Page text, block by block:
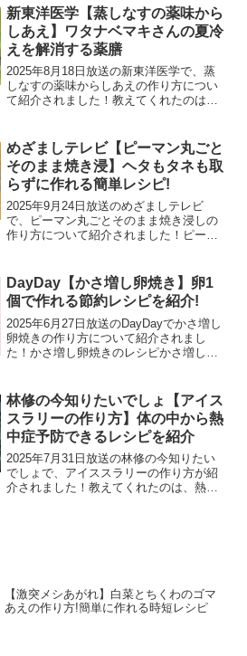
ソウゆかりあえのレシピホウレンソウゆ
かりあえの材料ホウ...
新東洋医学【蒸しなすの薬味から
しあえ】ワタナベマキさんの夏冷
えを解消する薬膳
2025年8月18日放送の新東洋医学で、蒸
しなすの薬味からしあえの作り方につい
て紹介されました！教えてくれたのは国
しなすの薬味からしあえの材料２人分な
す：4個(300g...
めざましテレビ【ピーマン丸ごと
そのまま焼き浸】ヘタもタネも取
らずに作れる簡単レシピ!
2025年9月24日放送のめざましテレビ
で、ピーマン丸ごとそのまま焼き浸しの
作り方について紹介されました！ピーマ
マンめんつゆピーマン丸ごとそのまま焼
き浸しの作り方1)ピ...
DayDay【かさ増し卵焼き】卵1
個で作れる節約レシピを紹介!
2025年6月27日放送のDayDayでかさ増し
卵焼きの作り方について紹介されまし
た！かさ増し卵焼きのレシピかさ増し卵
卵をボウルに割り入れます。2)はんぺん
は袋...
林修の今知りたいでしょ【アイス
スラリーの作り方】体の中から熱
中症予防できるレシピを紹介
2025年7月31日放送の林修の今知りたい
でしょで、アイススラリーの作り方が紹
介されました！教えてくれたのは、熱中
【激突メシあがれ】白菜とちくわのゴマ
あえの作り方!簡単に作れる時短レシピ